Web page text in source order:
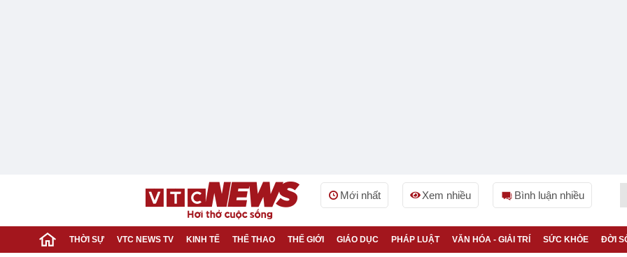
Mới nhất Xem nhiều Bình luận nhiều
THỜI SỰ VTC NEWS TV KINH TẾ THỂ THAO THẾ GIỚI GIÁO DỤC PHÁP LUẬT VĂN HÓA - GIẢI TRÍ SỨC KHỎE ĐỜI